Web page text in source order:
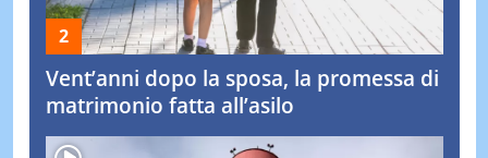
Vent’anni dopo la sposa, la promessa di
matrimonio fatta all’asilo